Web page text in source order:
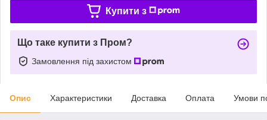
Купити з
Що таке купити з Пром?
Замовлення під захистом
Опис Характеристики Доставка Оплата Умови